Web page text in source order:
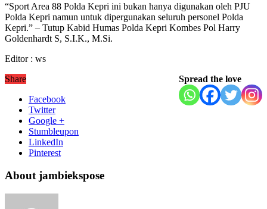
“Sport Area 88 Polda Kepri ini bukan hanya digunakan oleh PJU
Polda Kepri namun untuk dipergunakan seluruh personel Polda
Kepri.” – Tutup Kabid Humas Polda Kepri Kombes Pol Harry
Goldenhardt S, S.I.K., M.Si.
Editor : ws
Spread the love
Share
Facebook
Twitter
Google +
Stumbleupon
LinkedIn
Pinterest
About jambiekspose